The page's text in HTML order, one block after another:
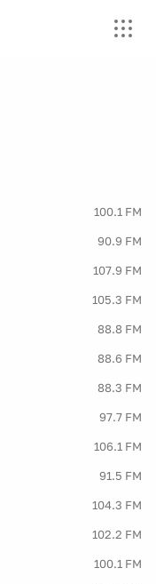
100.1 FM
90.9 FM
107.9 FM
105.3 FM
88.8 FM
88.6 FM
88.3 FM
97.7 FM
106.1 FM
91.5 FM
104.3 FM
102.2 FM
100.1 FM